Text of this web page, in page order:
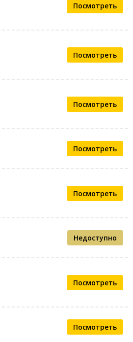
Посмотреть
Посмотреть
Посмотреть
Посмотреть
Посмотреть
Недоступно
Посмотреть
Посмотреть